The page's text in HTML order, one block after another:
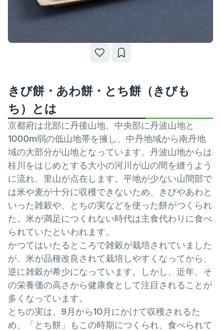
きび餅・あわ餅・とち餅（きびも
ち）とは
京都府は北部に丹後山地、中央部に丹波山地と
1000m弱の低山地帯を擁し、中丹地域から南丹地
域の大部分が山地となっています。丹波山地からは
桂川をはじめとする大小の河川が山の間を縫うよう
に流れ、里山が点在します。平地が少ない山間部で
は米や麦が十分に収穫できないため、きびやあわと
いった雑穀や、とちの実などを使った餅がつくられ
た。米が満足につくれない時代は主食代わりに食べ
られていたといわれます。
かつてはいたるところで雑穀が栽培されていました
が、米が品種改良されて栽培しやすくなってから、
逆に雑穀が希少になっています。しかし、近年、そ
の栄養価の高さから健康食として注目されることが
多くなっています。
とちの実は、9月から10月にかけて収穫されるた
め、「とち餅」もこの時期につくられ、食べられて